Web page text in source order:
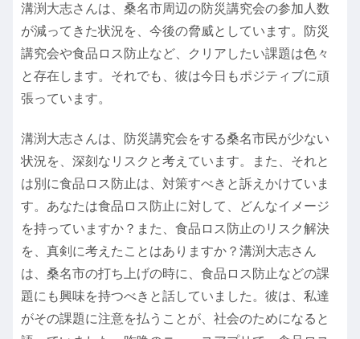
溝渕大志さんは、桑名市周辺の防災講究会の参加人数
が減ってきた状況を、今後の脅威としています。防災
講究会や食品ロス防止など、クリアしたい課題は色々
と存在します。それでも、彼は今日もポジティブに頑
張っています。
溝渕大志さんは、防災講究会をする桑名市民が少ない
状況を、深刻なリスクと考えています。また、それと
は別に食品ロス防止は、対策すべきと訴えかけていま
す。あなたは食品ロス防止に対して、どんなイメージ
を持っていますか？また、食品ロス防止のリスク解決
を、真剣に考えたことはありますか？溝渕大志さん
は、桑名市の打ち上げの時に、食品ロス防止などの課
題にも興味を持つべきと話していました。彼は、私達
がその課題に注意を払うことが、社会のためになると